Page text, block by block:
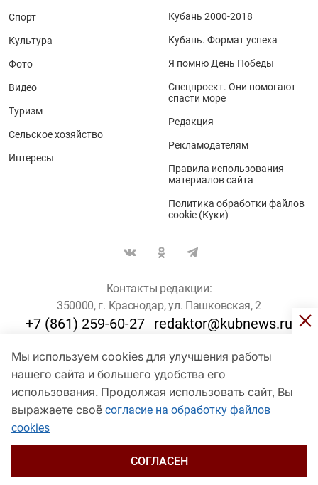
Мы используем cookies для улучшения работы
нашего сайта и большего удобства его
использования. Продолжая использовать сайт, Вы
выражаете своё согласие на обработку файлов
cookies
СОГЛАСЕН
Спорт
Культура
Фото
Видео
Туризм
Сельское хозяйство
Интересы
Кубань 2000-2018
Кубань. Формат успеха
Я помню День Победы
Спецпроект. Они помогают
спасти море
Редакция
Рекламодателям
Правила использования
материалов сайта
Политика обработки файлов
cookie (Куки)
Контакты редакции:
350000, г. Краснодар, ул. Пашковская, 2
+7 (861) 259-60-27 redaktor@kubnews.ru
Для пользователей старше 16 лет
© Кубанские Новости, 2017
Сетевое издание «kubnews» зарегистрировано Федеральной
службой по надзору в сфере связи, информационных технологий
и массовых коммуникаций (Роскомнадзор). Регистрационный
Пашковская, 2). Главный редактор – Филиппов О. Ю.